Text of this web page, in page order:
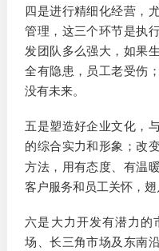
四是进行精细化经营，
管理，这三个环节是执
发团队多么强大，如果
全有隐患，员工老受伤
没有未来。
五是塑造好企业文化，
的综合实力和形象；改
方法，用有态度、有温
客户服务和员工关怀，翅
六是大力开发有潜力
场、长三角市场及东南